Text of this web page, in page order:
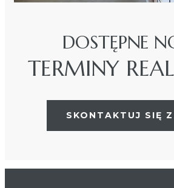
DOSTĘPNE
TERMINY
SKONTAKTUJ SIĘ